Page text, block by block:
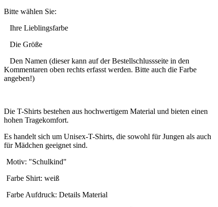
Bitte wählen Sie:
Ihre Lieblingsfarbe
Die Größe
Den Namen (dieser kann auf der Bestellschlussseite in den
Kommentaren oben rechts erfasst werden. Bitte auch die Farbe
angeben!)
Die T-Shirts bestehen aus hochwertigem Material und bieten einen
hohen Tragekomfort.
Es handelt sich um Unisex-T-Shirts, die sowohl für Jungen als auch
für Mädchen geeignet sind.
Motiv: "Schulkind"
Farbe Shirt: weiß
Farbe Aufdruck: Details Material